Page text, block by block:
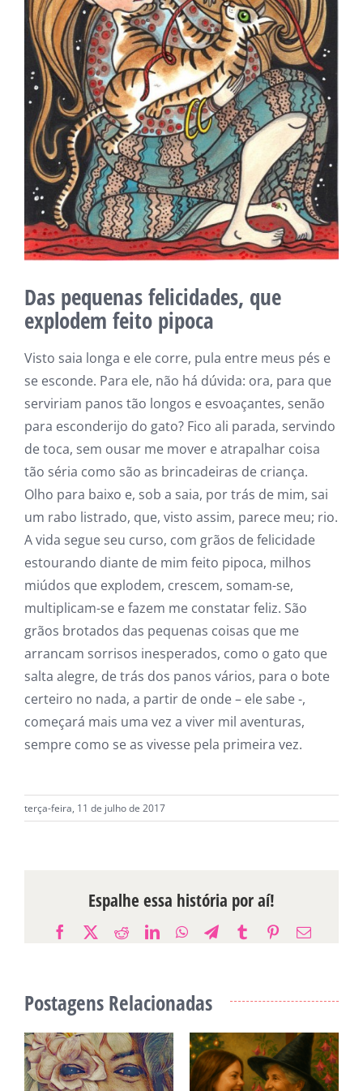
Das pequenas felicidades, que
explodem feito pipoca
Visto saia longa e ele corre, pula entre meus pés e
se esconde. Para ele, não há dúvida: ora, para que
serviriam panos tão longos e esvoaçantes, senão
para esconderijo do gato? Fico ali parada, servindo
de toca, sem ousar me mover e atrapalhar coisa
tão séria como são as brincadeiras de criança.
Olho para baixo e, sob a saia, por trás de mim, sai
um rabo listrado, que, visto assim, parece meu; rio.
A vida segue seu curso, com grãos de felicidade
estourando diante de mim feito pipoca, milhos
miúdos que explodem, crescem, somam-se,
multiplicam-se e fazem me constatar feliz. São
grãos brotados das pequenas coisas que me
arrancam sorrisos inesperados, como o gato que
salta alegre, de trás dos panos vários, para o bote
certeiro no nada, a partir de onde – ele sabe -,
começará mais uma vez a viver mil aventuras,
sempre como se as vivesse pela primeira vez.
terça-feira, 11 de julho de 2017
Espalhe essa história por aí!
Facebook
X RedditLinkedInWhatsApp
Telegram
TumblrPinterest
E-
Postagens Relacionadas